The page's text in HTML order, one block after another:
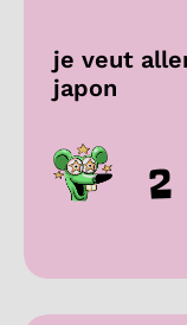
je veut
japon
2